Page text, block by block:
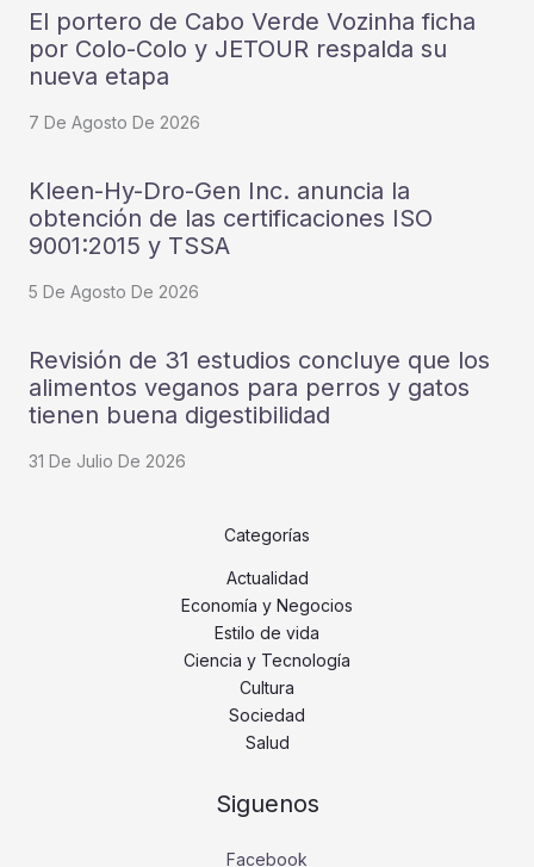
El portero de Cabo Verde Vozinha ficha
por Colo-Colo y JETOUR respalda su
nueva etapa
7 De Agosto De 2026
Kleen-Hy-Dro-Gen Inc. anuncia la
obtención de las certificaciones ISO
9001:2015 y TSSA
5 De Agosto De 2026
Revisión de 31 estudios concluye que los
alimentos veganos para perros y gatos
tienen buena digestibilidad
31 De Julio De 2026
Categorías
Actualidad
Economía y Negocios
Estilo de vida
Ciencia y Tecnología
Cultura
Sociedad
Salud
Siguenos
Facebook